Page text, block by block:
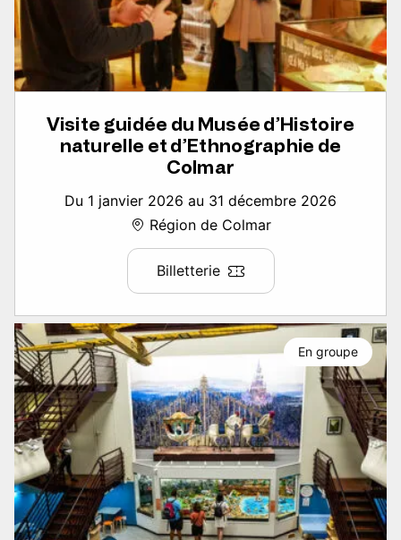
Visite guidée du Musée d’Histoire
naturelle et d’Ethnographie de
Colmar
Du 1 janvier 2026 au 31 décembre 2026
Région de Colmar
Billetterie
En groupe